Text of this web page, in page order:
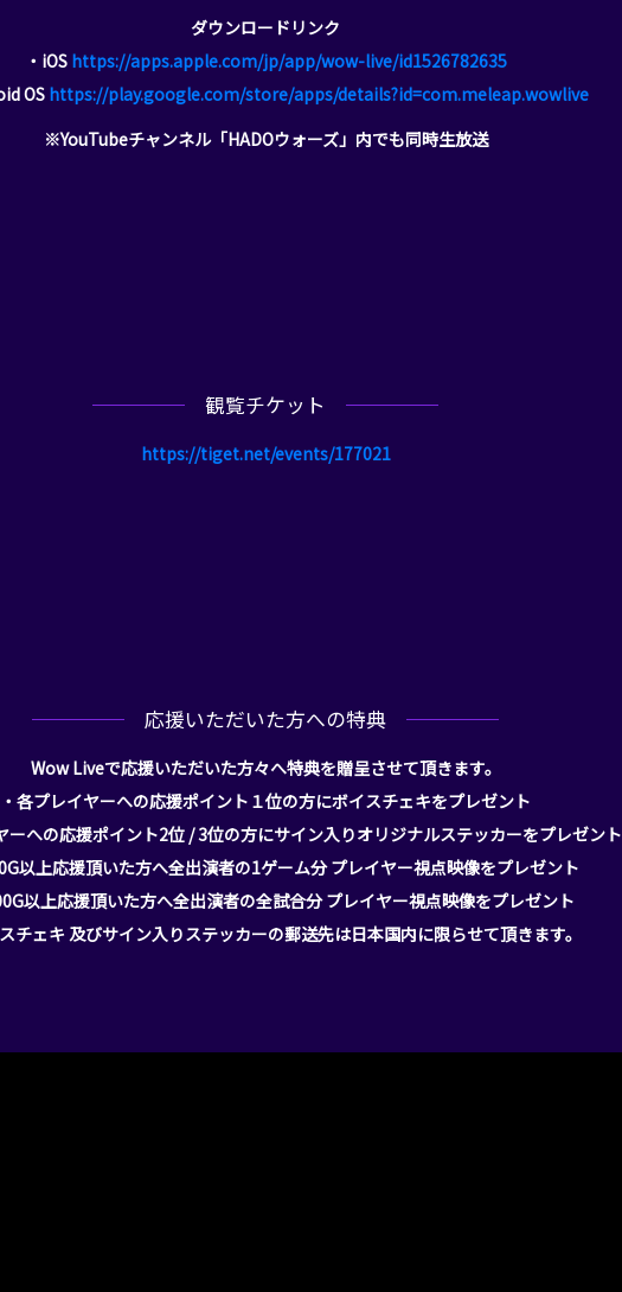
ダウンロードリンク
・iOS https://apps.apple.com/jp/app/wow-live/id1526782635
OS https://play.google.com/store/apps/details?id=com.meleap.wowlive
※YouTubeチャンネル「HADOウォーズ」内でも同時生放送
観覧チケット
https://tiget.net/events/177021
応援いただいた方への特典
Wow Liveで応援いただいた方々へ特典を贈呈させて頂きます。
・各プレイヤーへの応援ポイント１位の方にボイスチェキをプレゼント
ーへの応援ポイント2位 / 3位の方にサイン入りオリジナルステッカーをプレゼント
以上応援頂いた方へ全出演者の1ゲーム分 プレイヤー視点映像をプレゼント
以上応援頂いた方へ全出演者の全試合分 プレイヤー視点映像をプレゼント
チェキ 及びサイン入りステッカーの郵送先は日本国内に限らせて頂きます。